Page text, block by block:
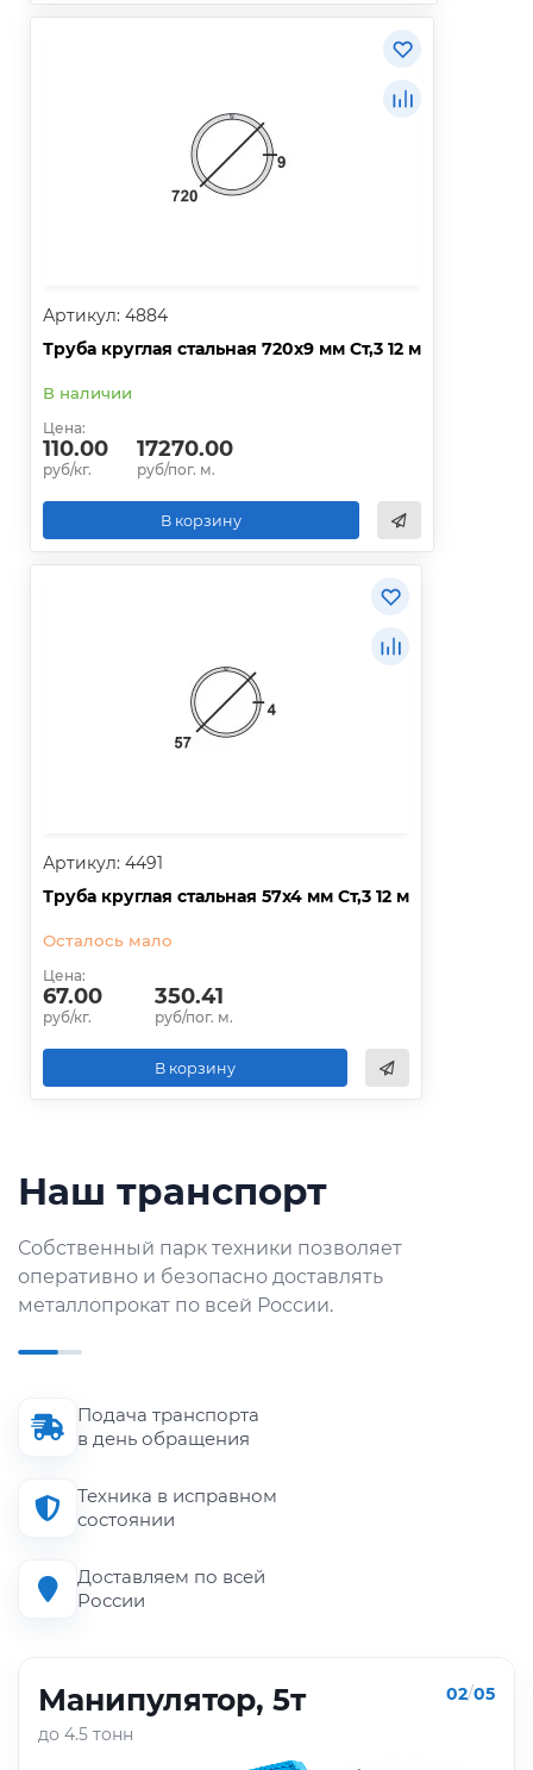
Артикул: 4884
Труба круглая стальная 720х9 мм Ст,3 12 м
В наличии
Цена:
110.00
руб/кг.
17270.00
руб/пог. м.
В корзину
Артикул: 4491
Труба круглая стальная 57х4 мм Ст,3 12 м
Осталось мало
Цена:
67.00
руб/кг.
350.41
руб/пог. м.
В корзину
Наш транспорт
Собственный парк техники позволяет
оперативно и безопасно доставлять
металлопрокат по всей России.
Подача транспорта
в день обращения
Техника в исправном
состоянии
Доставляем по всей
России
Манипулятор, 5т
до 4.5 тонн
02/05